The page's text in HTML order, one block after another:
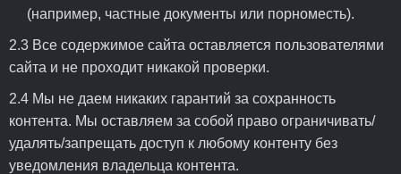
(например, частные документы или порноместь).
2.3 Все содержимое сайта оставляется пользователями
сайта и не проходит никакой проверки.
2.4 Мы не даем никаких гарантий за сохранность
контента. Мы оставляем за собой право ограничивать/
удалять/запрещать доступ к любому контенту без
уведомления владельца контента.